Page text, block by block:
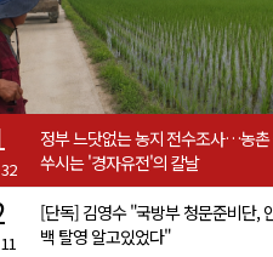
32
정부 느닷없는 농지 전수조사…농촌
쑤시는 '경자유전'의 칼날
11
[단독] 김영수 "국방부 청문준비단,
백 탈영 알고있었다"